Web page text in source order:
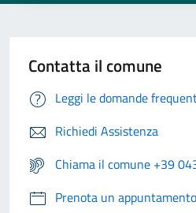
Contatta il comune
Leggi le domande
Richiedi Assistenza
Chiama il comune +39
Prenota un appuntamento